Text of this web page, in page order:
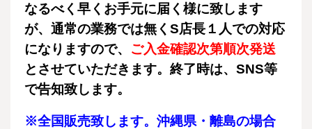
なるべく早くお手元に届く様に致します
が、通常の業務では無くS店長１人での対応
になりますので、 ご入金確認次第順次発送
とさせていただきます。終了時は、SNS等
で告知致します。
※全国販売致します。沖縄県・離島の場合